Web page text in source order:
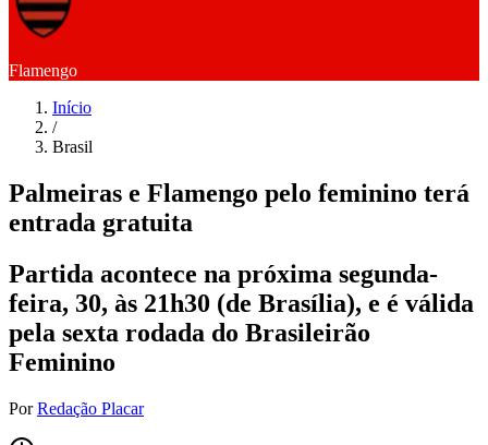
Flamengo
Início
/
Brasil
Palmeiras e Flamengo pelo feminino terá
entrada gratuita
Partida acontece na próxima segunda-
feira, 30, às 21h30 (de Brasília), e é válida
pela sexta rodada do Brasileirão
Feminino
Por Redação Placar